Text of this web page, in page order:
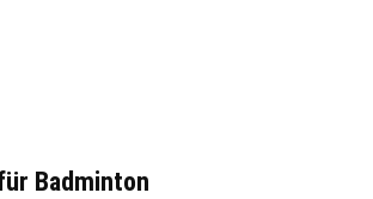
Badminton